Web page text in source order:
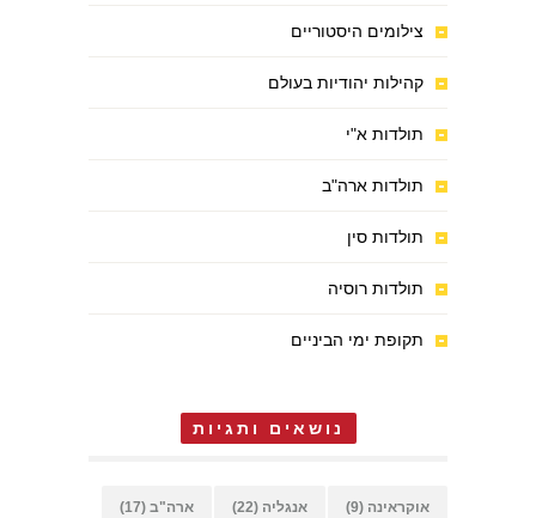
צילומים היסטוריים
קהילות יהודיות בעולם
תולדות א"י
תולדות ארה"ב
תולדות סין
תולדות רוסיה
תקופת ימי הביניים
נושאים ותגיות
אוקראינה (9) אנגליה (22) ארה"ב (17)